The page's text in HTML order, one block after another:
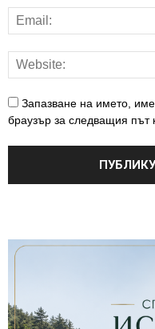
Запазване на името,
браузър за следващия път